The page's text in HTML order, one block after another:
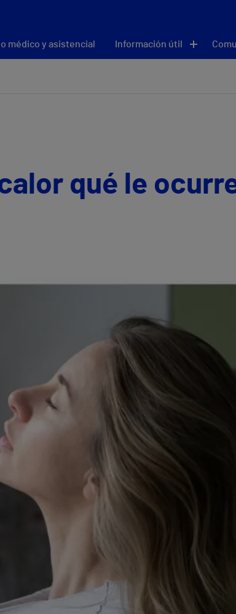
médico y asistencial Información útil
qué le